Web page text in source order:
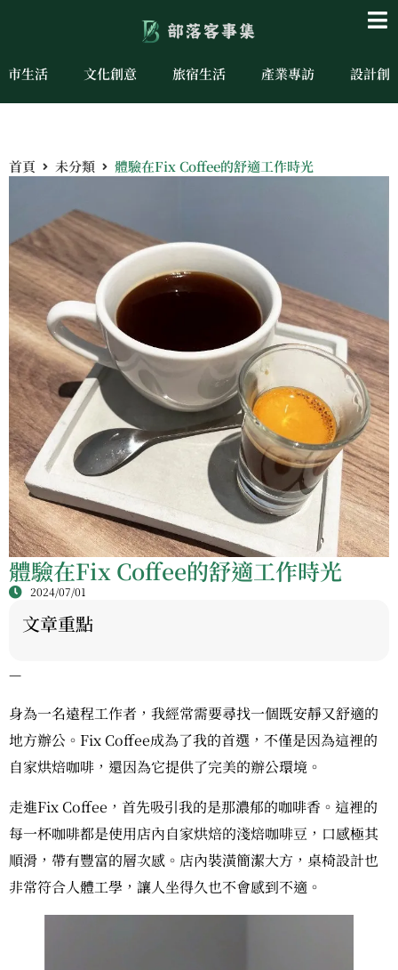
市生活 文化創意 旅宿生活 產業專訪 設計創
首頁 未分類 體驗在Fix Coffee的舒適工作時光
體驗在Fix Coffee的舒適工作時光
2024/07/01
文章重點
—
身為一名遠程工作者，我經常需要尋找一個既安靜又舒適的
地方辦公。Fix Coffee成為了我的首選，不僅是因為這裡的
自家烘焙咖啡，還因為它提供了完美的辦公環境。
走進Fix Coffee，首先吸引我的是那濃郁的咖啡香。這裡的
每一杯咖啡都是使用店內自家烘焙的淺焙咖啡豆，口感極其
順滑，帶有豐富的層次感。店內裝潢簡潔大方，桌椅設計也
非常符合人體工學，讓人坐得久也不會感到不適。